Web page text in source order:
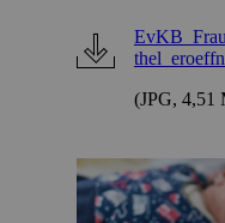
(JPG, 4,51